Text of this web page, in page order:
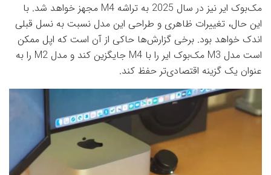
مک‌بوک ایر نیز در سال 2025 به تراشه M4 مجهز خواهد شد. با
این حال، تغییرات ظاهری و طراحی این مدل نسبت به نسل قبلی
اندک خواهد بود. برخی گزارش‌ها حاکی از آن است که اپل ممکن
است مدل M3 مک‌بوک ایر را با M4 جایگزین کند و مدل M2 را به
عنوان یک گزینه اقتصادی‌تر حفظ کند.